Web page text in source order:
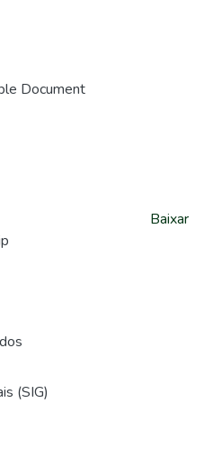
Document
(SIG)
Baixar